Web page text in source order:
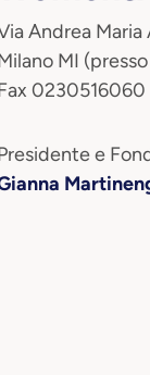
Andrea Maria
MI
0230516060
e